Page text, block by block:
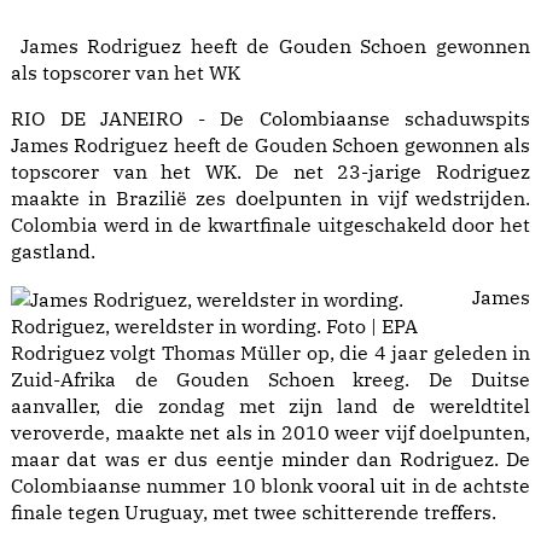
James Rodriguez heeft de Gouden Schoen gewonnen
als topscorer van het WK
RIO DE JANEIRO - De Colombiaanse schaduwspits
James Rodriguez heeft de Gouden Schoen gewonnen als
topscorer van het WK. De net 23-jarige Rodriguez
maakte in Brazilië zes doelpunten in vijf wedstrijden.
Colombia werd in de kwartfinale uitgeschakeld door het
gastland.
James
Rodriguez, wereldster in wording.
Foto | EPA
Rodriguez volgt Thomas Müller op, die 4 jaar geleden in
Zuid-Afrika de Gouden Schoen kreeg. De Duitse
aanvaller, die zondag met zijn land de wereldtitel
veroverde, maakte net als in 2010 weer vijf doelpunten,
maar dat was er dus eentje minder dan Rodriguez. De
Colombiaanse nummer 10 blonk vooral uit in de achtste
finale tegen Uruguay, met twee schitterende treffers.